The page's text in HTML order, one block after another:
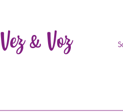
Vez & Voz